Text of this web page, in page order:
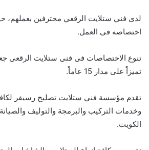
لدى فني ستلايت الرقعي محترفين بعملهم،
اختصاصه فى العمل.
تنوع الاختصاصات فى فنى ستلايت الرقعى
تميزاً على مدار 15 عاماً.
تقدم مؤسسة فني ستلايت تصليح رسيفر
وخدمات التركيب والبرمجة والتوليف
الكويت.